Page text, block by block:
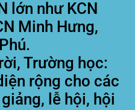
lớn như KCN
Minh Hưng,
Trường học:
rộng cho các
lễ hội, hội